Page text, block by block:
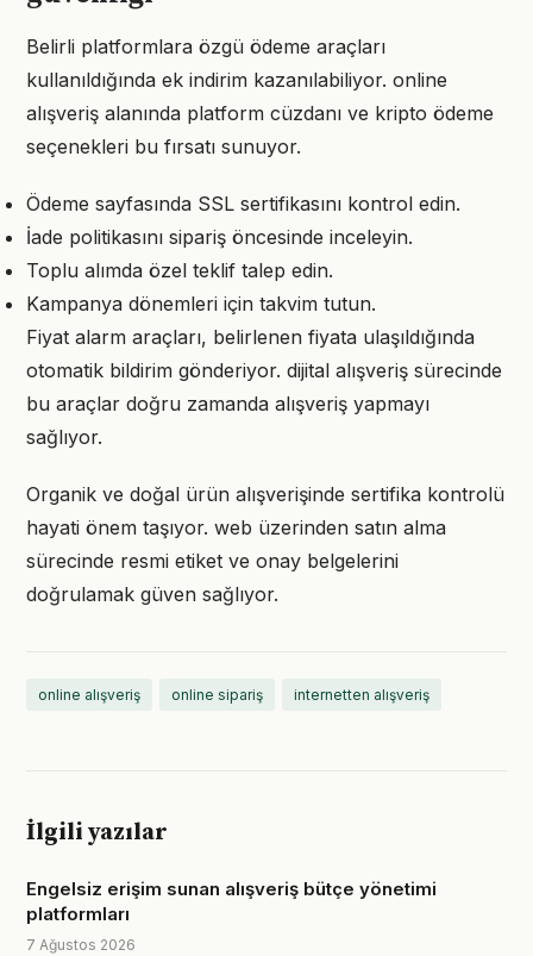
Belirli platformlara özgü ödeme araçları
kullanıldığında ek indirim kazanılabiliyor. online
alışveriş alanında platform cüzdanı ve kripto ödeme
seçenekleri bu fırsatı sunuyor.
Ödeme sayfasında SSL sertifikasını kontrol edin.
İade politikasını sipariş öncesinde inceleyin.
Toplu alımda özel teklif talep edin.
Kampanya dönemleri için takvim tutun.
Fiyat alarm araçları, belirlenen fiyata ulaşıldığında
otomatik bildirim gönderiyor. dijital alışveriş sürecinde
bu araçlar doğru zamanda alışveriş yapmayı
sağlıyor.
Organik ve doğal ürün alışverişinde sertifika kontrolü
hayati önem taşıyor. web üzerinden satın alma
sürecinde resmi etiket ve onay belgelerini
doğrulamak güven sağlıyor.
online alışveriş online sipariş internetten alışveriş
İlgili yazılar
Engelsiz erişim sunan alışveriş bütçe yönetimi
platformları
7 Ağustos 2026